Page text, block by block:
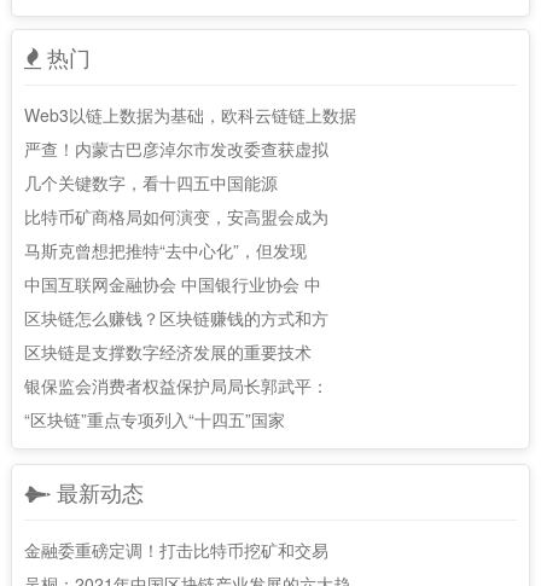
热门
Web3以链上数据为基础，欧科云链链上数据
严查！内蒙古巴彦淖尔市发改委查获虚拟
几个关键数字，看十四五中国能源
比特币矿商格局如何演变，安高盟会成为
马斯克曾想把推特“去中心化”，但发现
中国互联网金融协会 中国银行业协会 中
区块链怎么赚钱？区块链赚钱的方式和方
区块链是支撑数字经济发展的重要技术
银保监会消费者权益保护局局长郭武平：
“区块链”重点专项列入“十四五”国家
最新动态
金融委重磅定调！打击比特币挖矿和交易